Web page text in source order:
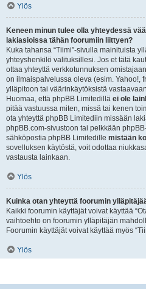
Ylös
Keneen minun tulee olla yhteydessä
lakiasioissa tähän foorumiin liittyen?
Kuka tahansa “Tiimi”-sivulla mainituista
yhteyshenkilö valituksillesi. Jos et tätä
ottaa yhteyttä verkkotunnuksen
on ilmaispalvelussa oleva (esim. Yahoo!,
ylläpitoon tai väärinkäytöksistä
Huomaa, että phpBB Limitedillä ei ole
pitää vastuussa miten, missä tai kenen
ota yhteyttä phpBB Limitediin missään
phpBB.com-sivustoon tai pelkkään
sähköpostia phpBB Limitedille mistään
sovelluksen käytöstä, voit odottaa
vastausta lainkaan.
Ylös
Kuinka otan yhteyttä foorumin
Kaikki foorumin käyttäjät voivat käyttää
vaihtoehto on foorumin ylläpitäjän
Foorumin käyttäjät voivat käyttää myös
Ylös